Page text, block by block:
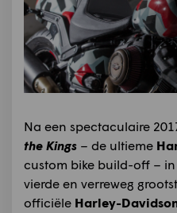
Na een spectaculaire
the Kings – de ultieme
custom bike build-off –
vierde en verreweg
officiële Harley-